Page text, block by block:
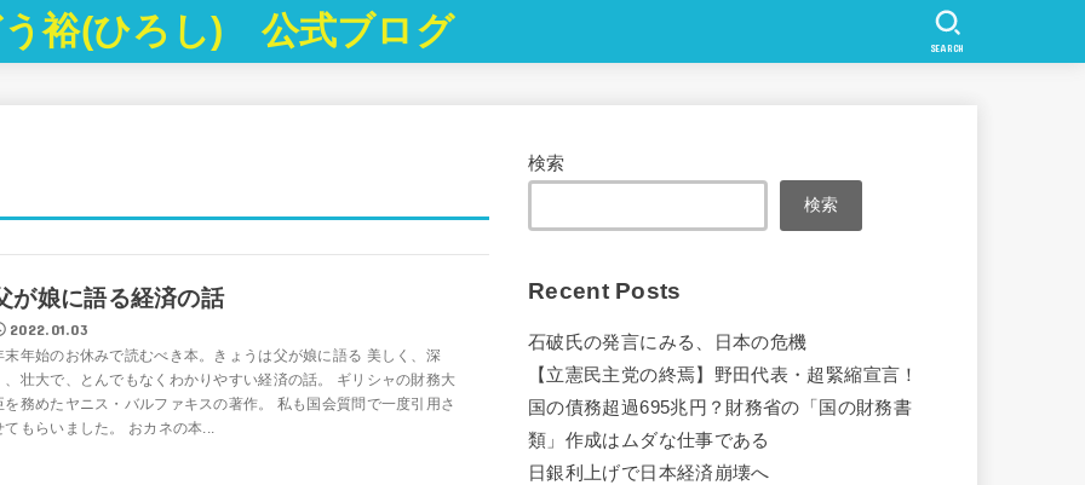
裕(ひろし) 公式ブログ SEARCH
が娘に語る経済の話
2022.01.03
末年始のお休みで読むべき本。きょうは父が娘に語る 美しく、深
、壮大で、とんでもなくわかりやすい経済の話。 ギリシャの財務大
を務めたヤニス・バルファキスの著作。 私も国会質問で一度引用さ
てもらいました。 おカネの本...
検索
検索
Recent Posts
石破氏の発言にみる、日本の危機
【立憲民主党の終焉】野田代表・超緊縮宣言！
国の債務超過695兆円？財務省の「国の財務書
類」作成はムダな仕事である
日銀利上げで日本経済崩壊へ